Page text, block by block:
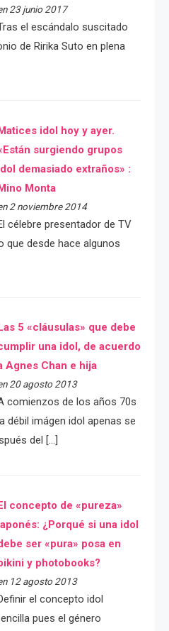
23 junio 2017
el escándalo suscitado
de Ririka Suto en plena
idol hoy y ayer.
surgiendo grupos
demasiado extraños» :
Monta
2 noviembre 2014
célebre presentador de TV
que desde hace algunos
Las 5 «cláusulas» que debe
una idol, de acuerdo
Agnes Chan e hija
20 agosto 2013
comienzos de los años 70s
la débil imágen idol apenas se
del […]
concepto de «pureza»
¿Porqué si una idol
ser «pura» posa en
y photobooks?
12 agosto 2013
el concepto idol
pues el género